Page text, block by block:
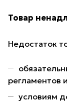
Товар
Недостаток
регламентов
условиям